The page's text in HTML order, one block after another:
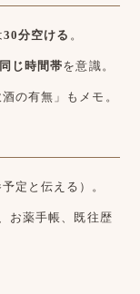
30分空ける 。
じ時間帯を意識。
の有無」もメモ。
定と伝える）。
、お薬手帳、既往歴